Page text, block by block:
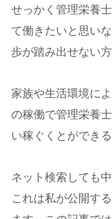
せっかく管理栄養
て働きたいと思い
歩が踏み出せない
家族や生活環境に
の稼働で管理栄養
い稼ぐくとができ
ネット検索しても
これは私が公開す